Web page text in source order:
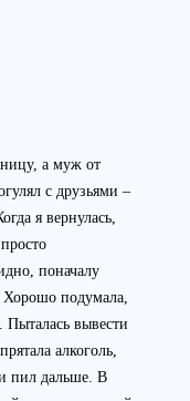
а муж от
с друзьями –
я вернулась,
поначалу
Хорошо подумала,
Пыталась вывести
алкоголь,
пил дальше. В